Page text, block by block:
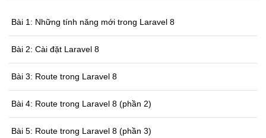
Bài 1: Những tính năng mới trong Laravel 8
Bài 2: Cài đặt Laravel 8
Bài 3: Route trong Laravel 8
Bài 4: Route trong Laravel 8 (phần 2)
Bài 5: Route trong Laravel 8 (phần 3)